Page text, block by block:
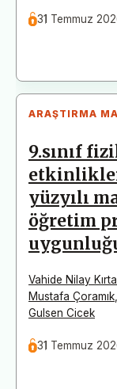
31 Temmuz
ARAŞTIRMA
9.sınıf
yüzyılı
öğretim
Vahide Nilay
Mustafa Çoramık
Gulsen Cicek
31 Temmuz